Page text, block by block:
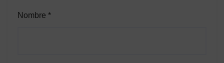
Nombre *